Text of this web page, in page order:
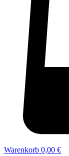
Warenkorb 0,00 €